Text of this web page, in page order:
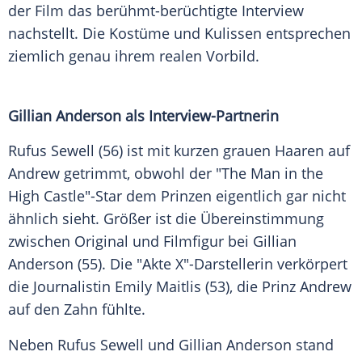
der Film das berühmt-berüchtigte Interview
nachstellt. Die Kostüme und Kulissen entsprechen
ziemlich genau ihrem realen Vorbild.
Gillian Anderson als Interview-Partnerin
Rufus Sewell (56) ist mit kurzen grauen Haaren auf
Andrew getrimmt, obwohl der "The Man in the
High Castle"-Star dem Prinzen eigentlich gar nicht
ähnlich sieht. Größer ist die Übereinstimmung
zwischen Original und Filmfigur bei Gillian
Anderson (55). Die "Akte X"-Darstellerin verkörpert
die Journalistin Emily Maitlis (53), die Prinz Andrew
auf den Zahn fühlte.
Neben Rufus Sewell und Gillian Anderson stand